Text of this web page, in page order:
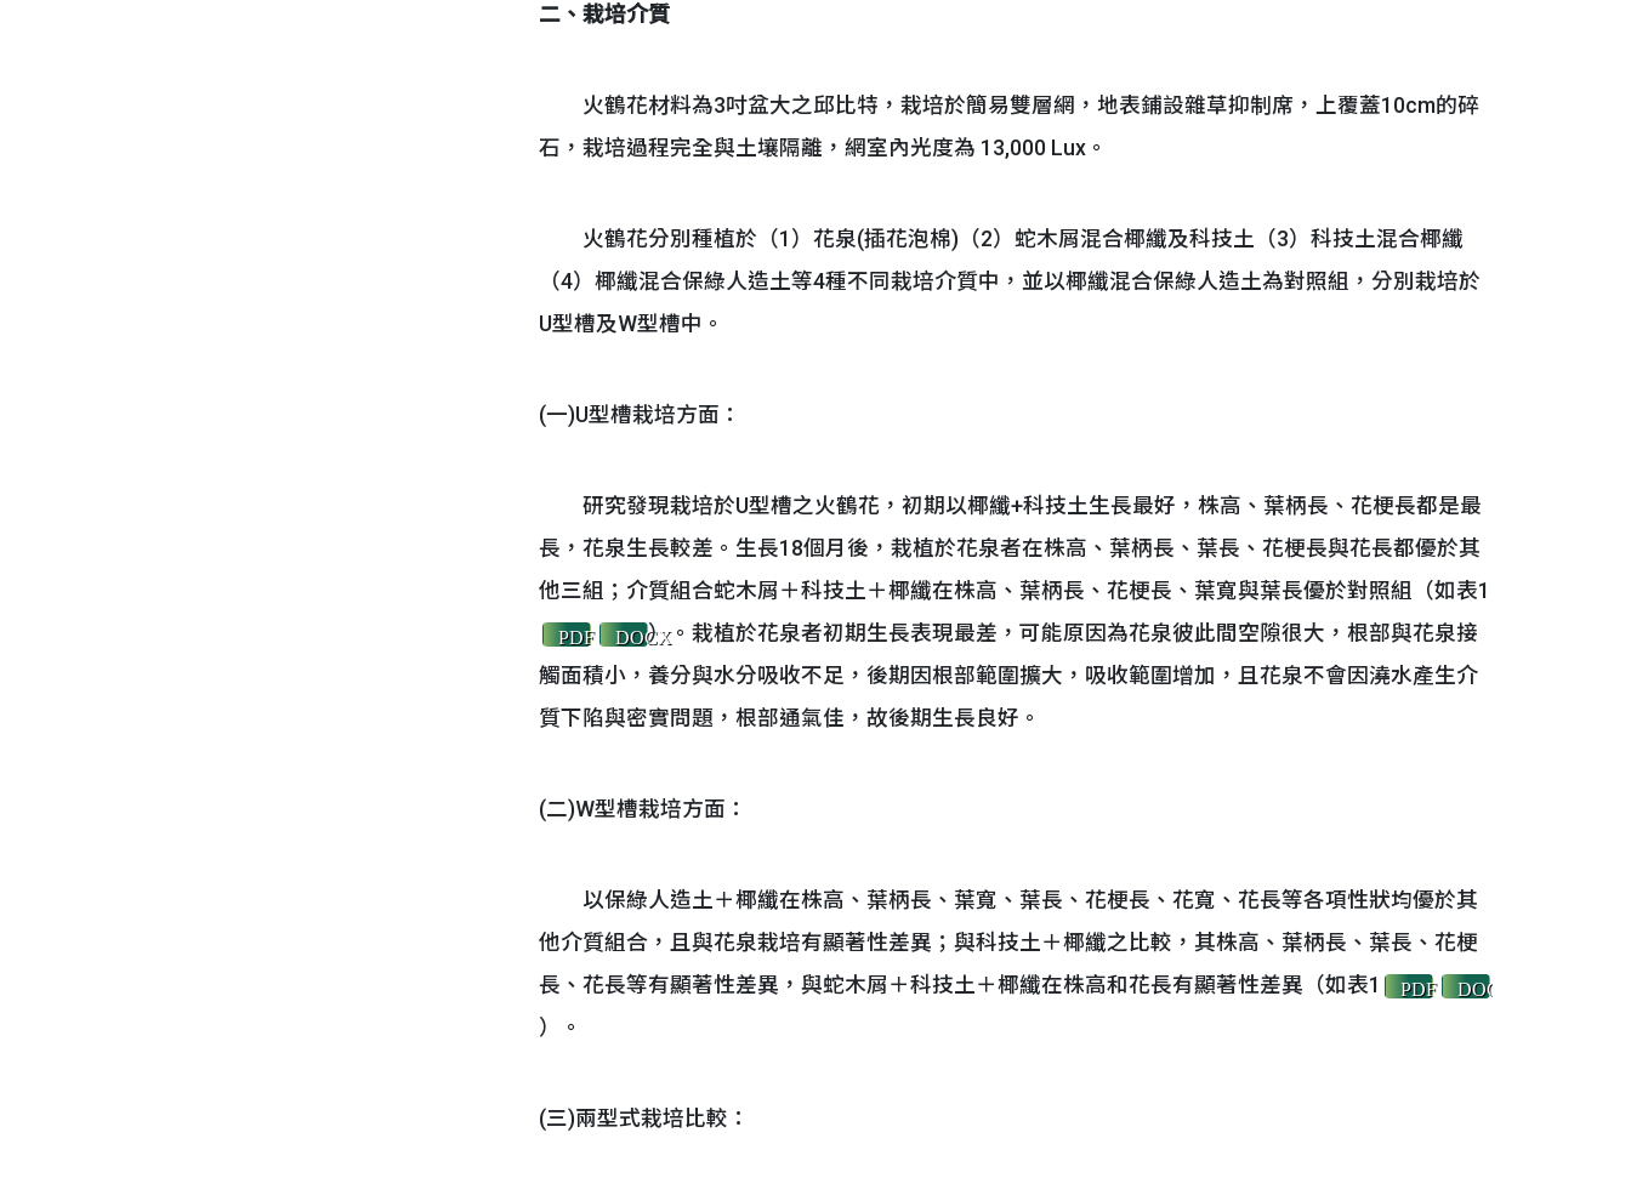
二、栽培介質
火鶴花材料為3吋盆大之邱比特，栽培於簡易雙層網，地表鋪設雜草抑制席，上覆蓋10cm的碎
石，栽培過程完全與土壤隔離，網室內光度為 13,000 Lux。
火鶴花分別種植於（1）花泉(插花泡棉)（2）蛇木屑混合椰纖及科技土（3）科技土混合椰纖
（4）椰纖混合保綠人造土等4種不同栽培介質中，並以椰纖混合保綠人造土為對照組，分別栽培於
U型槽及W型槽中。
(一)U型槽栽培方面：
研究發現栽培於U型槽之火鶴花，初期以椰纖+科技土生長最好，株高、葉柄長、花梗長都是最
長，花泉生長較差。生長18個月後，栽植於花泉者在株高、葉柄長、葉長、花梗長與花長都優於其
他三組；介質組合蛇木屑＋科技土＋椰纖在株高、葉柄長、花梗長、葉寬與葉長優於對照組（如表1
PDF DOCX）。栽植於花泉者初期生長表現最差，可能原因為花泉彼此間空隙很大，根部與花泉接
觸面積小，養分與水分吸收不足，後期因根部範圍擴大，吸收範圍增加，且花泉不會因澆水產生介
質下陷與密實問題，根部通氣佳，故後期生長良好。
(二)W型槽栽培方面：
以保綠人造土＋椰纖在株高、葉柄長、葉寬、葉長、花梗長、花寬、花長等各項性狀均優於其
他介質組合，且與花泉栽培有顯著性差異；與科技土＋椰纖之比較，其株高、葉柄長、葉長、花梗
長、花長等有顯著性差異，與蛇木屑＋科技土＋椰纖在株高和花長有顯著性差異（如表1
PDF DOCX
）。
(三)兩型式栽培比較：